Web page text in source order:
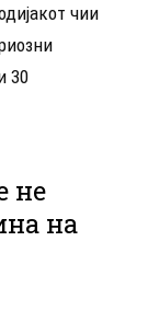
чии
30
не
на